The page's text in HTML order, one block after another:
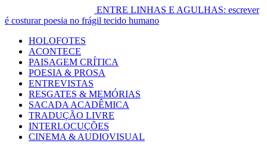
ENTRE LINHAS E AGULHAS: escrever
é costurar poesia no frágil tecido humano
Primary
Menu
HOLOFOTES
ACONTECE
PAISAGEM CRÍTICA
POESIA & PROSA
ENTREVISTAS
RESGATES & MEMÓRIAS
SACADA ACADÊMICA
TRADUÇÃO LIVRE
INTERLOCUÇÕES
CINEMA & AUDIOVISUAL